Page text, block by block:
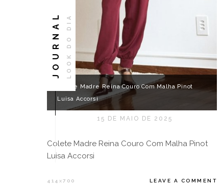
JOURNALLOOK DO DIA
Colete Madre Reina Couro Com Malha Pinot
Luisa Accorsi
15 DE MAIO DE 2025
Colete Madre Reina Couro Com Malha Pinot
Luisa Accorsi
414 X700 LEAVE A COMMENT